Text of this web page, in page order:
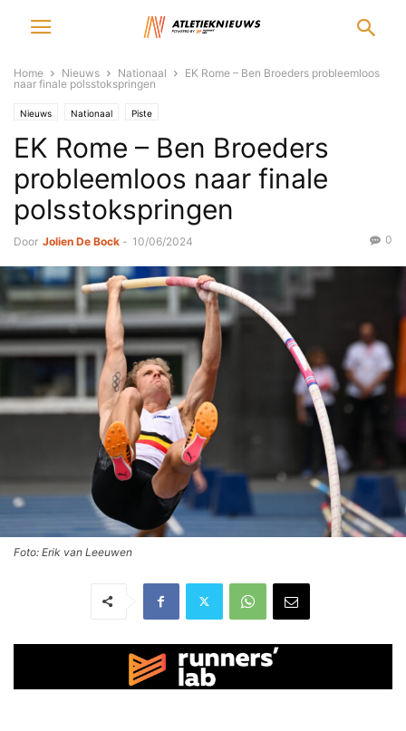
Home Nieuws Nationaal
EK Rome – Ben Broeders probleemloos
naar finale polsstokspringen
Nieuws Nationaal Piste
EK Rome – Ben Broeders
probleemloos naar finale
polsstokspringen
Door Jolien De Bock - 10/06/2024 0
Foto: Erik van Leeuwen